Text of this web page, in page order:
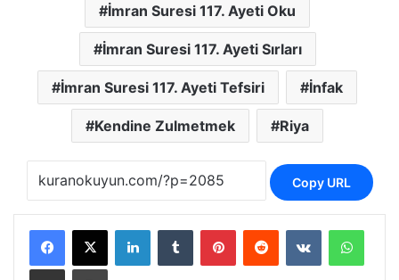
İmran Suresi 117. Ayeti Oku
İmran Suresi 117. Ayeti Sırları
İmran Suresi 117. Ayeti Tefsiri İnfak
Kendine Zulmetmek Riya
Copy URL
LinkedInTumblr PinterestReddit VKontakte
E-Posta ile paylaş Yazdır